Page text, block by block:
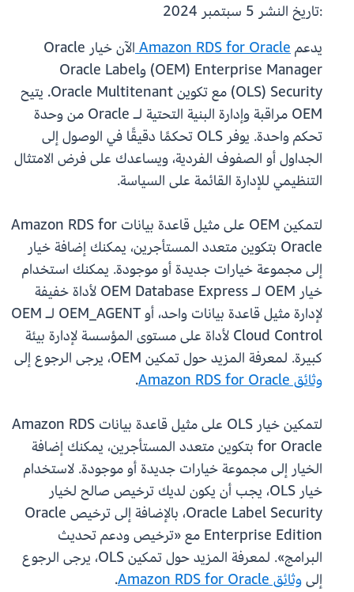
:تاريخ النشر
يدعمAmazon RDS for Oracle
الآن خيار Oracle
Enterprise Manager‏ (OEM) وOracle Label
Security‏ (OLS) مع تكوين Oracle Multitenant. يتيح
OEM مراقبة وإدارة البنية التحتية لـ Oracle من وحدة
تحكم واحدة. يوفر OLS تحكمًا دقيقًا في الوصول إلى
الجداول أو الصفوف الفردية، ويساعدك على فرض الامتثال
التنظيمي للإدارة القائمة على السياسة.
لتمكين OEM على مثيل قاعدة بيانات Amazon RDS for
Oracle بتكوين متعدد المستأجرين، يمكنك إضافة خيار
إلى مجموعة خيارات جديدة أو موجودة. يمكنك استخدام
خيار OEM لـ OEM Database Express لأداة خفيفة
لإدارة مثيل قاعدة بيانات واحد، أو OEM_AGENT لـ OEM
Cloud Control لأداة على مستوى المؤسسة لإدارة بيئة
كبيرة. لمعرفة المزيد حول تمكين OEM، يرجى الرجوع إلى
وثائق Amazon RDS for Oracle
.
لتمكين خيار OLS على مثيل قاعدة بيانات Amazon RDS
for Oracle بتكوين متعدد المستأجرين، يمكنك إضافة
الخيار إلى مجموعة خيارات جديدة أو موجودة. لاستخدام
خيار OLS، يجب أن يكون لديك ترخيص صالح لخيار
Oracle Label Security، بالإضافة إلى ترخيص Oracle
Enterprise Edition مع «ترخيص ودعم تحديث
البرامج». لمعرفة المزيد حول تمكين OLS، يرجى الرجوع
إلىوثائق Amazon RDS for Oracle .